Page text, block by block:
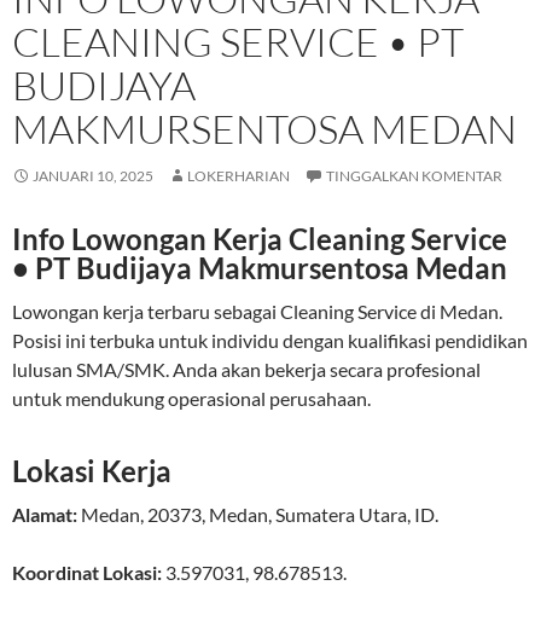
CLEANING SERVICE • PT
BUDIJAYA
MAKMURSENTOSA MEDAN
JANUARI 10, 2025 LOKERHARIAN TINGGALKAN KOMENTAR
Info Lowongan Kerja Cleaning Service
• PT Budijaya Makmursentosa Medan
Lowongan kerja terbaru sebagai Cleaning Service di Medan.
Posisi ini terbuka untuk individu dengan kualifikasi pendidikan
lulusan SMA/SMK. Anda akan bekerja secara profesional
untuk mendukung operasional perusahaan.
Lokasi Kerja
Alamat: Medan, 20373, Medan,Sumatera Utara, ID.
Koordinat Lokasi: 3.597031, 98.678513.